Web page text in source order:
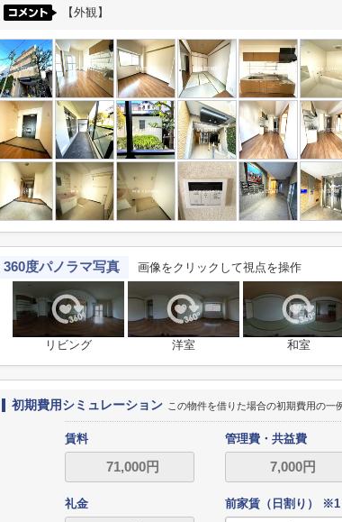
【外観】
360度パノラマ写真 画像をクリックして視点を操作
リビング 洋室 和室
初期費用シミュレーション この物件を借りた場合の初期費用の一
賃料 管理費・共益費
礼金 前家賃（日割り） ※1